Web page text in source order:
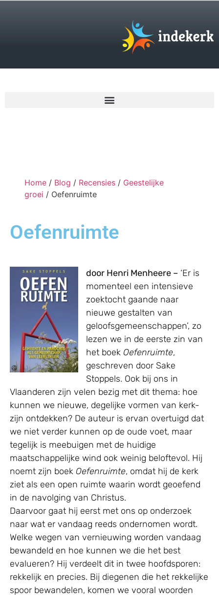
Home / Blog / Recensies / Geestelijke
groei / Oefenruimte
Oefenruimte
door Henri Menheere – ‘Er is
momenteel een intensieve
zoektocht gaande naar
nieuwe gestalten van
geloofsgemeenschappen’, zo
lezen we in de eerste zin van
het boek Oefenruimte,
geschreven door Sake
Stoppels. Ook bij ons in
Vlaanderen zijn velen bezig met dit thema: hoe
kunnen we nieuwe, degelijke vormen van kerk-
zijn ontdekken? De auteur is ervan overtuigd dat
we niet verder kunnen op de oude voet, maar
tegelijk is meebuigen met de huidige
maatschappelijke wind ook weinig beloftevol. Hij
noemt zijn boek Oefenruimte, omdat hij de kerk
ziet als een open ruimte waarin wordt geoefend
in de navolging van Christus.
Daarvoor gaat hij eerst met ons op onderzoek
naar wat er vandaag reeds ondernomen wordt.
Welke wegen van vernieuwing worden vandaag
bewandeld en hoe kunnen we die het best
evalueren? Hij verdeelt dit in twee hoofdsporen:
rekkelijk en precies. Bij diegenen die het rekkelijke
spoor bewandelen, komen we vooral woorden